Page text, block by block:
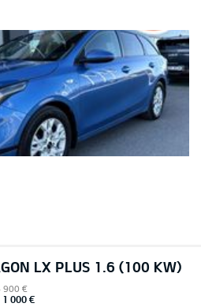
LX PLUS 1.6 (100 KW)
900 €
1 000 €